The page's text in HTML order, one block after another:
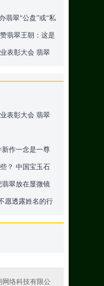
翡翠“公盘”或“私
翡翠王朝：这是
品牌！
表彰大会 翡翠
表彰大会 翡翠
作一念是一尊
？ 中国宝玉石
心
翠放在显微镜
愿透露姓名的行
网络科技有限公